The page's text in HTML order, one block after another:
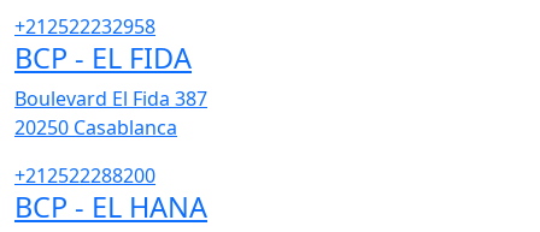
+212522232958
BCP - EL FIDA
Boulevard El Fida 387
20250 Casablanca
+212522288200
BCP - EL HANA